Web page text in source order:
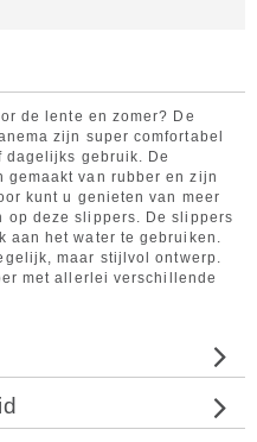
de lente en zomer? De
zijn super comfortabel
gebruik. De
gemaakt van rubber en zijn
kunt u genieten van meer
op deze slippers. De slippers
aan het water te gebruiken.
maar stijlvol ontwerp.
met allerlei verschillende